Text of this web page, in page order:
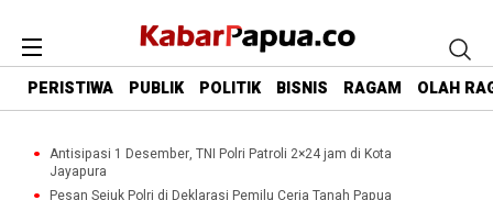
PERISTIWA PUBLIK POLITIK BISNIS RAGAM OLAH
Antisipasi 1 Desember, TNI Polri Patroli 2×24 jam di Kota
Jayapura
Pesan Sejuk Polri di Deklarasi Pemilu Ceria Tanah Papua